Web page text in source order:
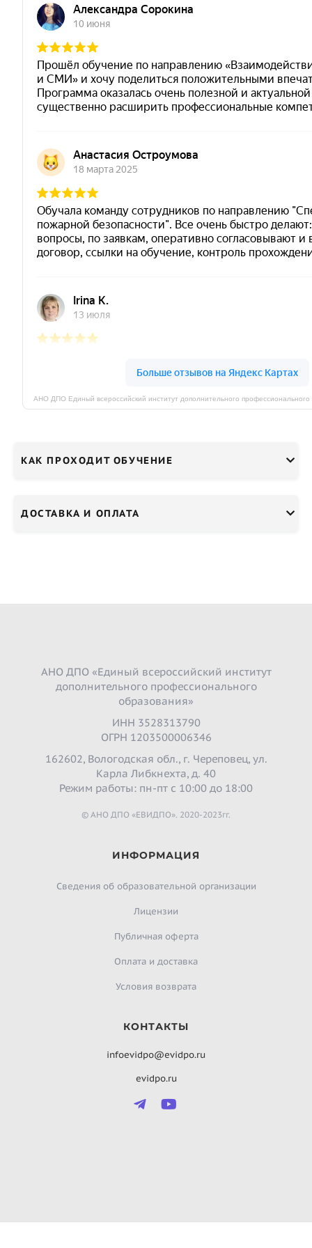
КАК ПРОХОДИТ ОБУЧЕНИЕ
ДОСТАВКА И ОПЛАТА
АНО ДПО «Единый всероссийский институт
дополнительного профессионального
образования»
ИНН 3528313790
ОГРН 1203500006346
162602, Вологодская обл., г. Череповец, ул.
Карла Либкнехта, д. 40
Режим работы: пн-пт с 10:00 до 18:00
© АНО ДПО «ЕВИДПО». 2020-2023гг.
ИНФОРМАЦИЯ
Сведения об образовательной организации
Лицензии
Публичная оферта
Оплата и доставка
Условия возврата
КОНТАКТЫ
infoevidpo@evidpo.ru
evidpo.ru